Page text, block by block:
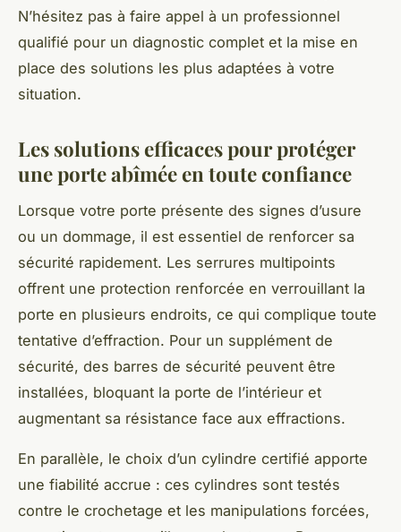
N’hésitez pas à faire appel à un professionnel
qualifié pour un diagnostic complet et la mise en
place des solutions les plus adaptées à votre
situation.
Les solutions efficaces pour protéger
une porte abîmée en toute confiance
Lorsque votre porte présente des signes d’usure
ou un dommage, il est essentiel de renforcer sa
sécurité rapidement. Les serrures multipoints
offrent une protection renforcée en verrouillant la
porte en plusieurs endroits, ce qui complique toute
tentative d’effraction. Pour un supplément de
sécurité, des barres de sécurité peuvent être
installées, bloquant la porte de l’intérieur et
augmentant sa résistance face aux effractions.
En parallèle, le choix d’un cylindre certifié apporte
une fiabilité accrue : ces cylindres sont testés
contre le crochetage et les manipulations forcées,